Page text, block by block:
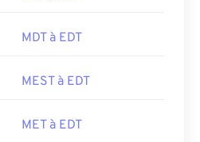
MDT à EDT
MEST à EDT
MET à EDT